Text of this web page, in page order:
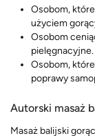
Osobom,
użyciem
Osobom
pielęgnacyjne.
Osobom,
poprawy
Autorski masaż
Masaż balijski